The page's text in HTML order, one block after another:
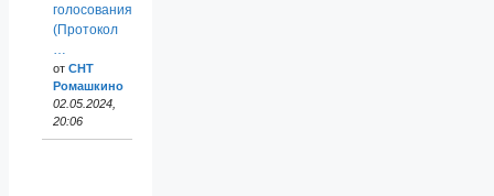
голосования
(Протокол
…
от СНТ
Ромашкино
02.05.2024,
20:06